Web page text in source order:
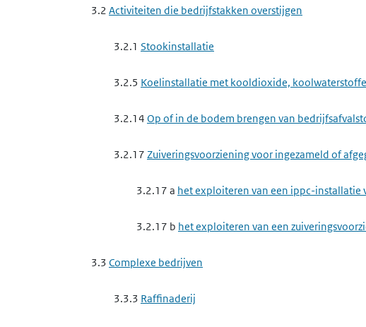
3.2 Activiteiten die bedrijfstakken overstijgen
3.2.1 Stookinstallatie
3.2.5 Koelinstallatie met kooldioxide,
3.2.14 Op of in de bodem brengen van
3.2.17 Zuiveringsvoorziening voor ingezameld of
3.2.17 a het exploiteren van een ippc-installatie
3.2.17 b het exploiteren van een
3.3 Complexe bedrijven
3.3.3 Raffinaderij